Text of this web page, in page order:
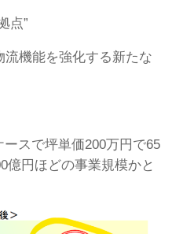
点”
機能を強化する新たな
スで坪単価200万円で65
億円ほどの事業規模かと